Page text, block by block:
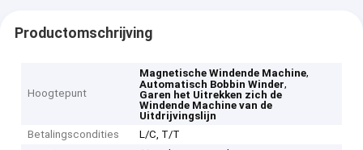
Productomschrijving
Hoogtepunt
Magnetische Windende Machine,
Automatisch Bobbin Winder,
Garen het Uitrekken zich de
Windende Machine van de
Uitdrijvingslijn
Betalingscondities
L/C, T/T